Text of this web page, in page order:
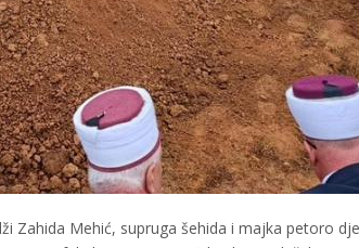
Zahida Mehić, supruga šehida i majka petoro